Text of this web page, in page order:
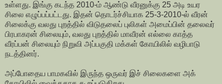
உள்ளது. இங்கு கடந்த 2010-ம் ஆண்டு வீரனுக்கு 25 அடி உயர
சிலை எழுப்பப்பட்டது. இதன் தொடர்ச்சியாக 25-3-2010-ல் வீரன்
சிலைக்கு வலது புறத்தில் விடுதலைப் புலிகள் அமைப்பின் தலைவர்
பிரபாகரன் சிலையும், வலது புறத்தில் மாவீரன் எல்லை காத்த
வீரப்பன் சிலையும் நிறுவி அப்பகுதி மக்கள் கோயிலில் வழிபாடு
நடத்தினர்.
அப்போதைய பாமகவில் இருந்த ஒருவர் இச் சிலைகளை அக்